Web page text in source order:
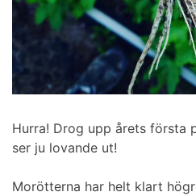
Hurra! Drog upp årets första
ser ju lovande ut!
Morötterna har helt klart